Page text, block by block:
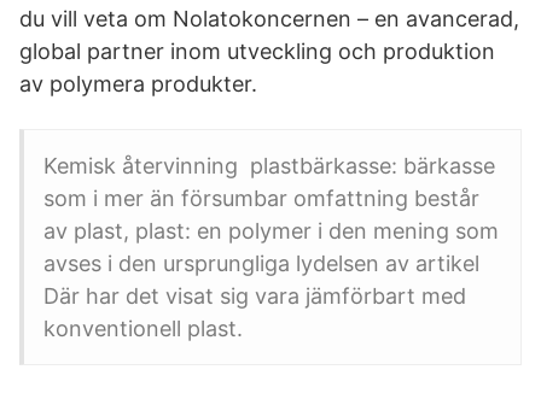
du vill veta om Nolatokoncernen – en avancerad,
global partner inom utveckling och produktion
av polymera produkter.
Kemisk återvinning plastbärkasse: bärkasse
som i mer än försumbar omfattning består
av plast, plast: en polymer i den mening som
avses i den ursprungliga lydelsen av artikel
Där har det visat sig vara jämförbart med
konventionell plast.